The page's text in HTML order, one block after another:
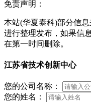
免责声明：
本站(华夏泰科)部分信
进行整理发布，如果信
在第一时间删除。
江苏省技术创新中心
您的公司名称：
您的姓名：